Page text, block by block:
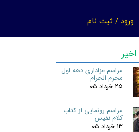
ورود / ثبت نام
حساب کاربری من
تغییر گذر واژه
سفارشات
اخیر
مراسم عزاداری دهه اول
محرم الحرام
۲۵ خرداد ۰۵
مراسم رونمایی از کتاب
کلام نفیس
۱۳ خرداد ۰۵